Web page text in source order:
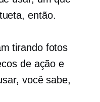
então.
tirando fotos
de ação e
você sabe,